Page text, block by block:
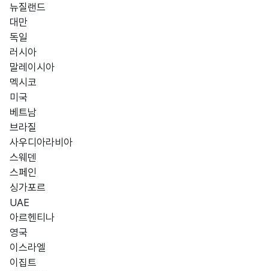
뉴질랜드
대만
독일
러시아
말레이시아
멕시코
미국
베트남
브라질
사우디아라비아
스웨덴
스페인
싱가포르
UAE
아르헨티나
영국
이스라엘
이집트